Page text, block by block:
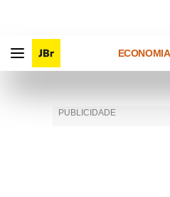
ECONOMIA